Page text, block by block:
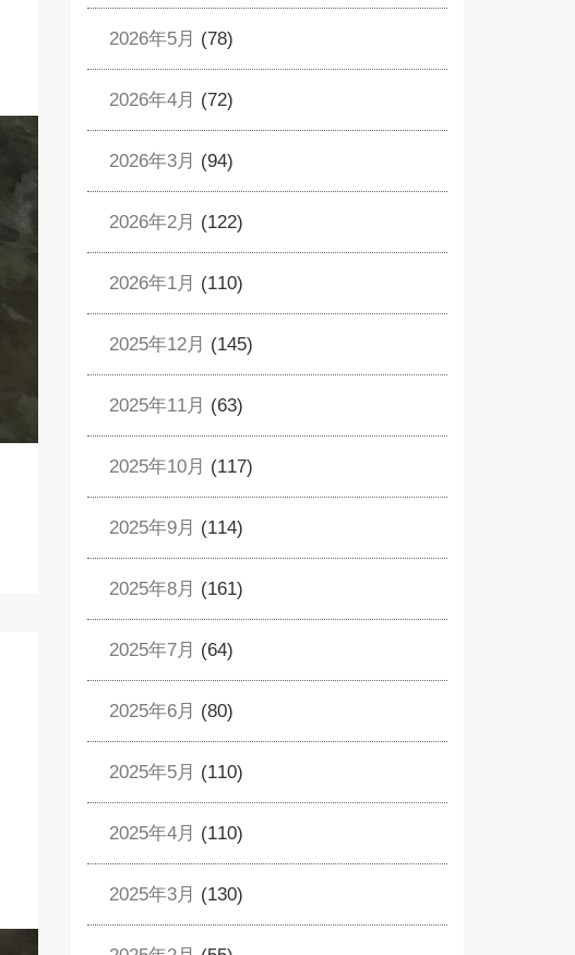
2026年5月 (78)
2026年4月 (72)
2026年3月 (94)
2026年2月 (122)
2026年1月 (110)
2025年12月 (145)
2025年11月 (63)
2025年10月 (117)
2025年9月 (114)
2025年8月 (161)
2025年7月 (64)
2025年6月 (80)
2025年5月 (110)
2025年4月 (110)
2025年3月 (130)